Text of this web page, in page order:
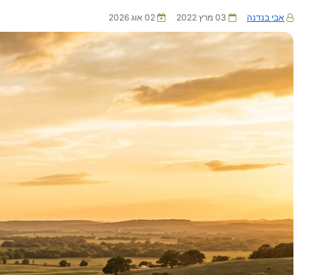
אבי בנדנה 03 מרץ 2022 02 אוג 2026